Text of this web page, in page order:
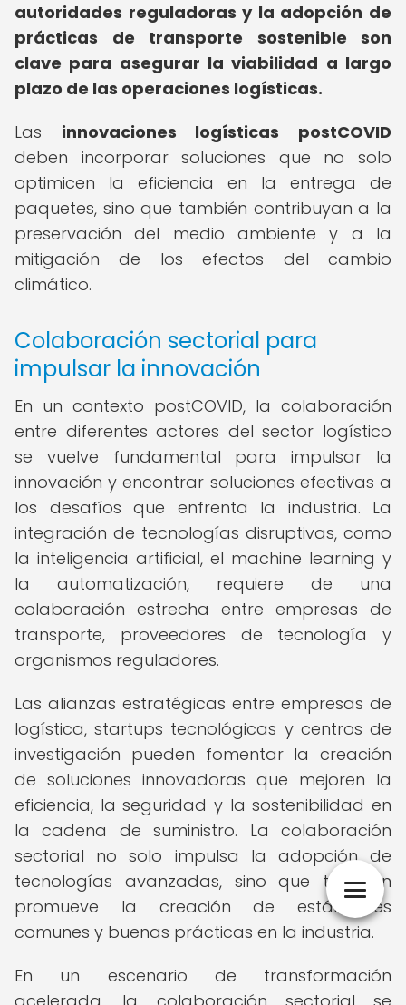
autoridades reguladoras y la adopción de
prácticas de transporte sostenible son
clave para asegurar la viabilidad a largo
plazo de las operaciones logísticas.
Las innovaciones logísticas postCOVID
deben incorporar soluciones que no solo
optimicen la eficiencia en la entrega de
paquetes, sino que también contribuyan a la
preservación del medio ambiente y a la
mitigación de los efectos del cambio
climático.
Colaboración sectorial para
impulsar la innovación
En un contexto postCOVID, la colaboración
entre diferentes actores del sector logístico
se vuelve fundamental para impulsar la
innovación y encontrar soluciones efectivas a
los desafíos que enfrenta la industria. La
integración de tecnologías disruptivas, como
la inteligencia artificial, el machine learning y
la automatización, requiere de una
colaboración estrecha entre empresas de
transporte, proveedores de tecnología y
organismos reguladores.
Las alianzas estratégicas entre empresas de
logística, startups tecnológicas y centros de
investigación pueden fomentar la creación
de soluciones innovadoras que mejoren la
eficiencia, la seguridad y la sostenibilidad en
la cadena de suministro. La colaboración
sectorial no solo impulsa la adopción de
tecnologías avanzadas, sino que también
promueve la creación de estándares
comunes y buenas prácticas en la industria.
En un escenario de transformación